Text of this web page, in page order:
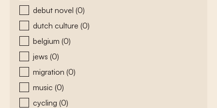
debut novel (0)
dutch culture (0)
belgium (0)
jews (0)
migration (0)
music (0)
cycling (0)